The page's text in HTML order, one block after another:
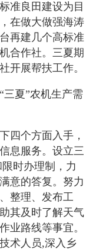
准良田建设为目
在做大做强海涛
再建几个高标准
合作社。三夏期
开展帮扶工作。
三夏”农机生产需
四个方面入手，
息服务。设立三
时办理制，力
意的答复。努力
整理、发布工
其及时了解天气
业路线等事宜。
术人员,深入乡